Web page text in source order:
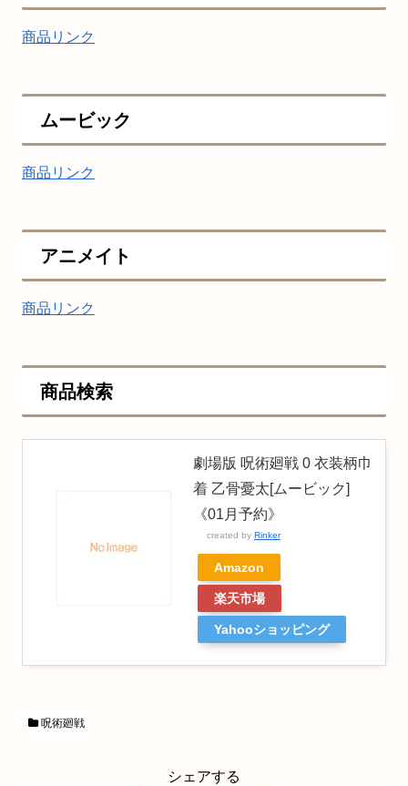
商品リンク
ムービック
商品リンク
アニメイト
商品リンク
商品検索
劇場版 呪術廻戦 0 衣装柄巾
着 乙骨憂太[ムービック]
《01月予約》
created by Rinker
Amazon
楽天市場
Yahooショッピング
呪術廻戦
シェアする